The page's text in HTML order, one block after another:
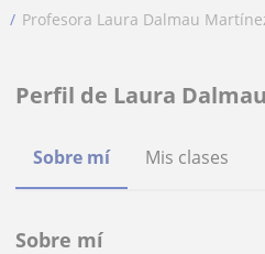
Profesora Laura Dalmau
Perfil de Laura
Sobre mí Mis clases
Sobre mí